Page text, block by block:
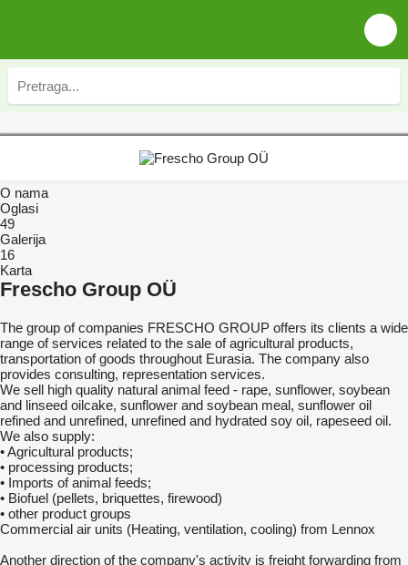
O nama
Oglasi
49
Galerija
16
Karta
Frescho Group OÜ
The group of companies FRESCHO GROUP offers its clients a wide
range of services related to the sale of agricultural products,
transportation of goods throughout Eurasia. The company also
provides consulting, representation services.
We sell high quality natural animal feed - rape, sunflower, soybean
and linseed oilcake, sunflower and soybean meal, sunflower oil
refined and unrefined, unrefined and hydrated soy oil, rapeseed oil.
We also supply:
• Agricultural products;
• processing products;
• Imports of animal feeds;
• Biofuel (pellets, briquettes, firewood)
• other product groups
Commercial air units (Heating, ventilation, cooling) from Lennox
Another direction of the company's activity is freight forwarding from